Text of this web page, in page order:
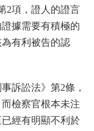
2項，證人的證言
據需要有積極的
有利被告的認
訴訟法》第2條，
檢察官根本未注
經有明顯不利於